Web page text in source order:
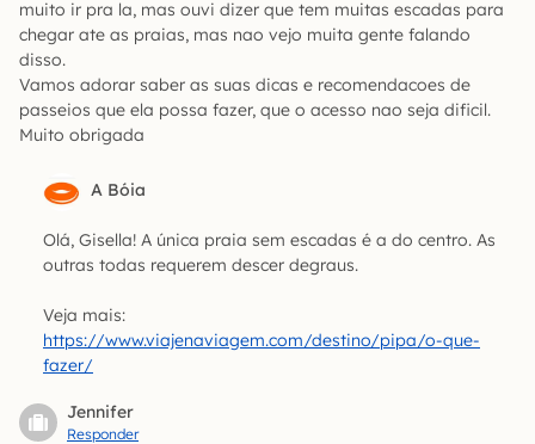
muito ir pra la, mas ouvi dizer que tem muitas escadas para
chegar ate as praias, mas nao vejo muita gente falando
disso.
Vamos adorar saber as suas dicas e recomendacoes de
passeios que ela possa fazer, que o acesso nao seja dificil.
Muito obrigada
A Bóia
Olá, Gisella! A única praia sem escadas é a do centro. As
outras todas requerem descer degraus.
Veja mais:
https://www.viajenaviagem.com/destino/pipa/o-que-
fazer/
Jennifer
Responder